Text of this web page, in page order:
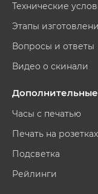
Технические
Этапы
Вопросы и ответы
Видео о скинали
Часы с печатью
Печать на розетках
Подсветка
Рейлинги